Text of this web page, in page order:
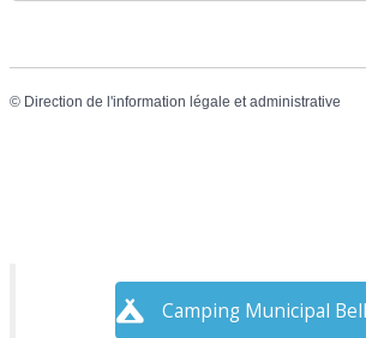
© Direction de l'information légale et administrative
Camping Municipal